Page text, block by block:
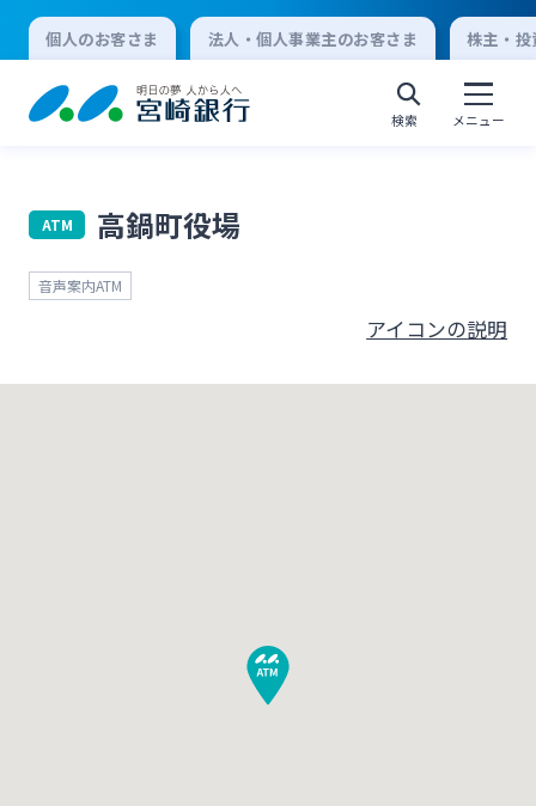
個人のお客さま 法人・個人事業主のお客さま 株主・
検索 メニュー
個人向けインターネットバンキング
ログオン
ATM 高鍋町役場
音声案内ATM
アイコンの説明